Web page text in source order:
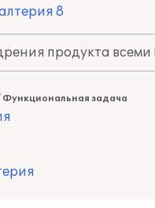
8
продукта
Функциональная задача